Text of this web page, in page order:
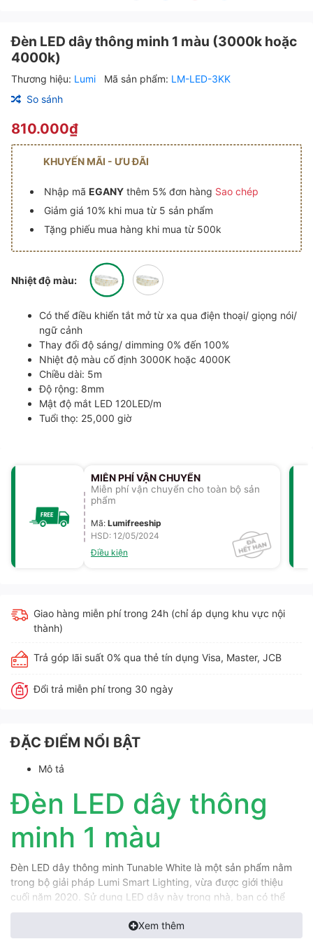
Đèn LED dây thông minh 1 màu (3000k hoặc
4000k)
Thương hiệu: Lumi Mã sản phẩm: LM-LED-3KK
So sánh
810.000₫
KHUYẾN MÃI - ƯU ĐÃI
Nhập mã EGANYthêm 5% đơn hàng Sao chép
Giảm giá 10% khi mua từ 5 sản phẩm
Tặng phiếu mua hàng khi mua từ 500k
Nhiệt độ màu:
Có thể điều khiển tắt mở từ xa qua điện thoại/ giọng nói/
ngữ cảnh
Thay đổi độ sáng/ dimming 0% đến 100%
Nhiệt độ màu cố định 3000K hoặc 4000K
Chiều dài: 5m
Độ rộng: 8mm
Mật độ mắt LED 120LED/m
Tuổi thọ: 25,000 giờ
MIỄN PHÍ VẬN CHUYỂN
Miễn phí vận chuyển cho toàn bộ sản
phẩm
Mã: Lumifreeship
HSD: 12/05/2024
Điều kiện
Giao hàng miễn phí trong 24h (chỉ áp dụng khu vực nội
thành)
Trả góp lãi suất 0% qua thẻ tín dụng Visa, Master, JCB
Đổi trả miễn phí trong 30 ngày
ĐẶC ĐIỂM NỔI BẬT
Mô tả
Đèn LED dây thông
minh 1 màu
Đèn LED dây thông minh Tunable White là một sản phẩm nằm
trong bộ giải pháp Lumi Smart Lighting, vừa được giới thiệu
cuối năm 2020. Sử dụng LED dây này trong nhà, bạn có thể
thiết lập ánh sáng có nhiệt độ màu 3000K, hoặc 4000K mang
lại ánh sáng phù hợp cho từng góc nhỏ của ngôi nhà. Để kích
hoạt ánh sáng, bạn chỉ cần truy cập ứng dụng Lumi Life trên
Xem thêm